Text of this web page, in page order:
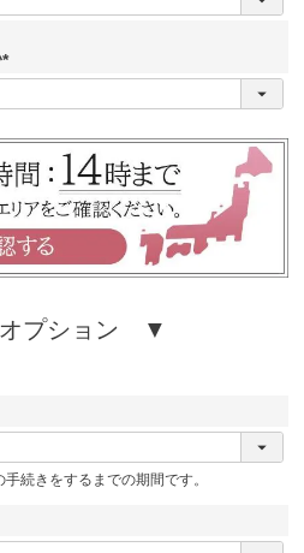
(
必
)
プション ▼
続きをするまでの期間です。